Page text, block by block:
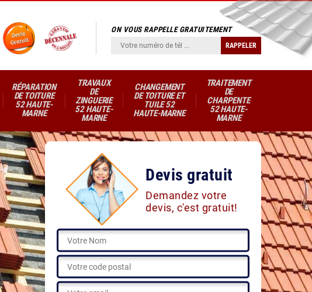
ON VOUS RAPPELLE GRATUITEMENT
RÉPARATION
DE TOITURE
52 HAUTE-
MARNE
TRAVAUX
DE
ZINGUERIE
52 HAUTE-
MARNE
CHANGEMENT
DE TOITURE ET
TUILE 52
HAUTE-MARNE
TRAITEMENT
DE
CHARPENTE
52 HAUTE-
MARNE
Devis gratuit
Demandez votre
devis, c'est gratuit!